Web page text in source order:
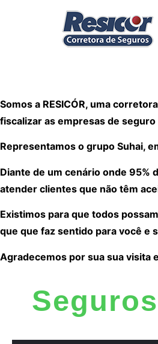
Somos a RESICÓR, uma
fiscalizar as empresas de seguro
Representamos o grupo Suhai,
Diante de um cenário onde 95%
atender clientes que não têm
Existimos para que todos
que que faz sentido para você e
Agradecemos por sua sua visita